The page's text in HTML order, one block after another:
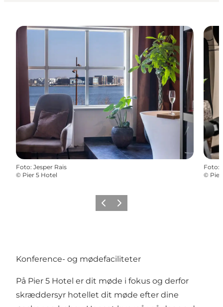
Foto: Jesper Rais
© Pier 5 Hotel
Foto:
©
ForrigeNæste
Konference- og mødefaciliteter
På Pier 5 Hotel er dit møde i fokus og derfor
skræddersyr hotellet dit møde efter dine